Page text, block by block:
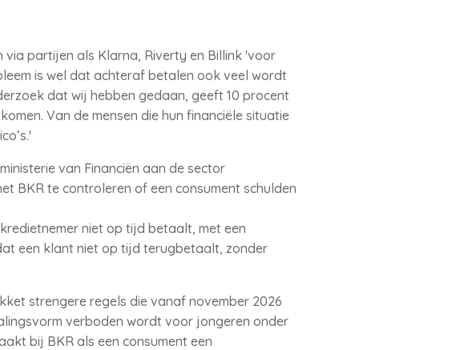
partijen als Klarna, Riverty en Billink 'voor
is wel dat achteraf betalen ook veel wordt
dat wij hebben gedaan, geeft 10 procent
Van de mensen die hun financiële situatie
van Financiën aan de sector
BKR te controleren of een consument schulden
niet op tijd betaalt, met een
een klant niet op tijd terugbetaalt, zonder
strengere regels die vanaf november 2026
verboden wordt voor jongeren onder
bij BKR als een consument een